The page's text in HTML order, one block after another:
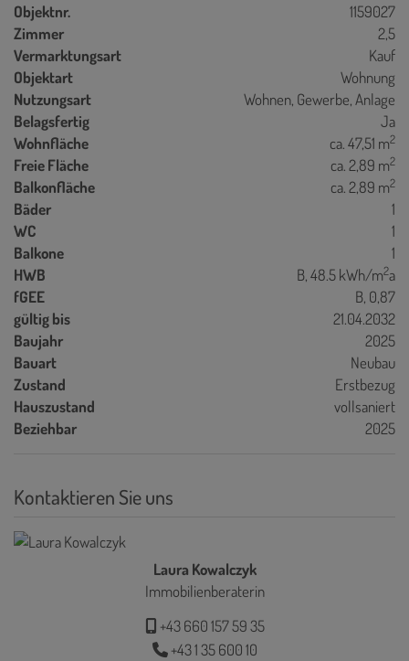
Objektnr.
1159027
Zimmer
2,5
Vermarktungsart
Kauf
Objektart
Wohnung
Nutzungsart
Wohnen Gewerbe Anlage
Belagsfertig
Ja
Wohnfläche
ca. 47,51 m2
Freie Fläche ca. 2,89 m2
Balkonfläche ca. 2,89 m2
Bäder
1
WC
1
Balkone
1
HWB
B, 48.5 kWh/m2a
fGEE
B, 0,87
gültig bis
21.04.2032
Baujahr
2025
Bauart
Neubau
Zustand
Erstbezug
Hauszustand
vollsaniert
Beziehbar
2025
Kontaktieren Sie uns
Laura Kowalczyk
Immobilienberaterin
+43 660 157 59 35
+43 1 35 600 10